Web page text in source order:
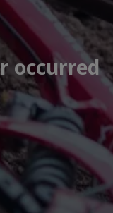
occurred